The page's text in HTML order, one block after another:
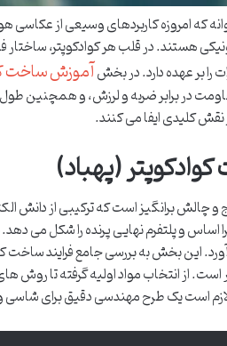
که امروزه کاربردهای وسیعی از
هستند. در قلب هر کوادکوپتر،
را بر عهده دارد. در بخشآموزش ساخت
مقاومت در برابر ضربه و لرزش، و
کلیدی ایفا می کنند.
(پهباد)
چالش برانگیز است که ترکیبی از دانش
و پلتفرم نهایی پرنده را شکل می
این بخش به بررسی جامع فرایند
از انتخاب مواد اولیه گرفته تا روش
لازم است یک طرح مهندسی دقیق برای